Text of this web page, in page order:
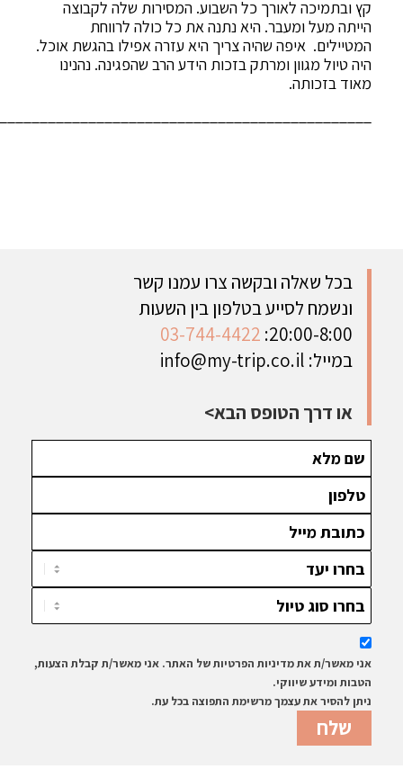
קץ ובתמיכה לאורך כל השבוע. המסירות שלה לקבוצה
הייתה מעל ומעבר. היא נתנה את כל כולה לרווחת
המטיילים. איפה שהיה צריך היא עזרה אפילו בהגשת אוכל.
היה טיול מגוון ומרתק בזכות הידע הרב שהפגינה. נהנינו
מאוד בזכותה.
אני מאשר/ת את מדיניות הפרטיות של האתר. אני מאשר/ת קבלת הצעות,
הטבות ומידע שיווקי.
ניתן להסיר את עצמך מרשימת התפוצה בכל עת.
בכל שאלה ובקשה צרו עמנו קשר
ונשמח לסייע בטלפון בין השעות
20:00-8:00:
03-744-4422
במייל: info@my-trip.co.il
או דרך הטופס הבא>